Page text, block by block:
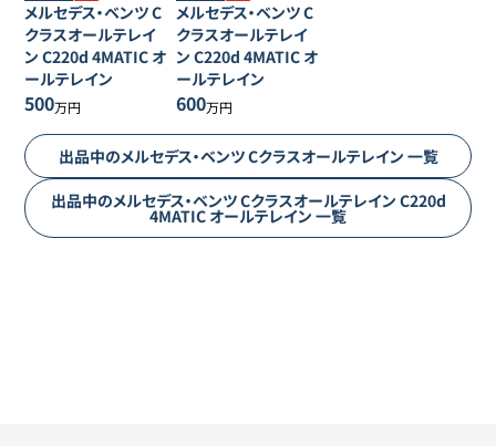
メルセデス・ベンツC
クラスオールテレイ
ン C220d 4MATIC オ
ールテレイン
500万円
メルセデス・ベンツC
クラスオールテレイ
ン C220d 4MATIC オ
ールテレイン
600万円
出品中のメルセデス・ベンツCクラスオールテレイン 一覧
出品中のメルセデス・ベンツCクラスオールテレイン C220d
4MATIC オールテレイン 一覧